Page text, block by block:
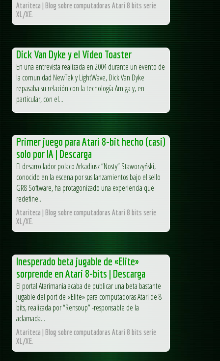
Atariteca | Blog sobre computadoras Atari 8 bits serie
XL/XE.
Dick Van Dyke y el Video Toaster
En una entrevista realizada en 2004 durante un evento de
la comunidad NewTek y LightWave, Dick Van Dyke
repasaba su relación con la tecnología Amiga y, en
particular, con el...
Primer juego para Atari 8-bit hecho (casi)
solo por IA | Descarga
El desarrollador polaco Arkadiusz “Nosty” Staworzyński,
conocido en la escena por sus lanzamientos bajo el sello
GR8 Software, ha protagonizado una experiencia que
redefine...
Atariteca | Blog sobre computadoras Atari 8 bits serie
XL/XE.
Inesperado beta jugable de «Elite»
sorprende en Atari 8-bits | Descarga
El portal Atarimania acaba de publicar una beta bastante
jugable del port de «Elite» para computadoras Atari de 8
bits, realizada por “Rensoup” -responsable de la
aclamada...
Atariteca | Blog sobre computadoras Atari 8 bits serie
XL/XE.